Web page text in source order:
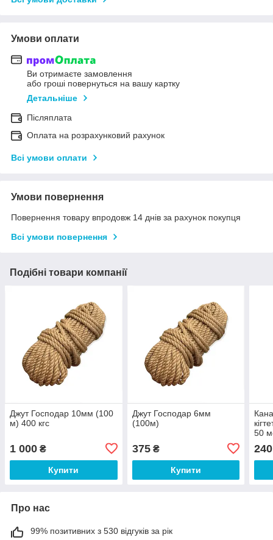
Умови оплати
Ви отримаєте замовлення
або гроші повернуться на вашу картку
Детальніше
Післяплата
Оплата на розрахунковий рахунок
Всі умови оплати
Умови повернення
Повернення товару впродовж 14 днів за рахунок покупця
Всі умови повернення
Подібні товари компанії
Джут Господар 10мм (100
м) 400 кгс
1 000 ₴
Купити
Джут Господар 6мм
(100м)
375₴
Купити
50
240
Про нас
99% позитивних з 530 відгуків за рік